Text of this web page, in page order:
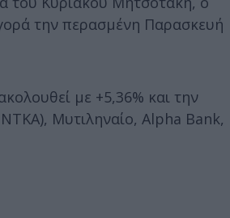
την περασμένη Παρασκευή
με +5,36% και την
Μυτιληναίο, Alpha Bank,